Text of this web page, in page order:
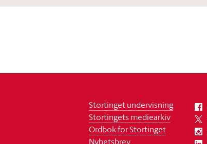
Stortinget undervisning
Stortingets mediearkiv
Ordbok for Stortinget
Nyhetsbrev